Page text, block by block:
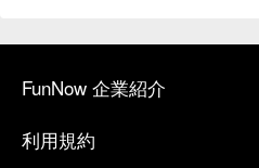
FunNow 企業紹介
利用規約